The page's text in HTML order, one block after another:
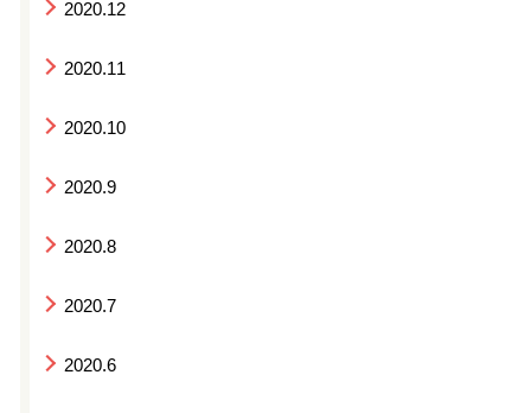
2020.12
2020.11
2020.10
2020.9
2020.8
2020.7
2020.6